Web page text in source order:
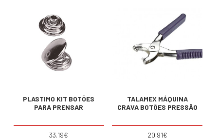
PLASTIMO KIT BOTÕES
PARA PRENSAR
33.19€
TALAMEX MÁQUINA
CRAVA BOTÕES PRESSÃO
20.91€